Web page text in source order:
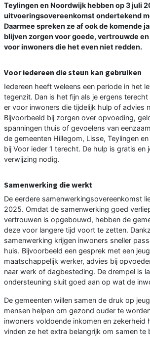
Teylingen en Noordwijk hebben op 3 juli
uitvoeringsovereenkomst ondertekend
Daarmee spreken ze af ook de komende
blijven zorgen voor goede, vertrouwde
voor inwoners die het even niet redden.
Voor iedereen die steun kan gebruiken
Iedereen heeft weleens een periode in het
tegenzit. Dan is het fijn als je ergens terecht
er voor inwoners die tijdelijk hulp of advies
Bijvoorbeeld bij zorgen over opvoeding,
spanningen thuis of gevoelens van
de gemeenten Hillegom, Lisse, Teylingen
bij Voor ieder 1 terecht. De hulp is gratis en
verwijzing nodig.
Samenwerking die werkt
De eerdere samenwerkingsovereenkomst
2025. Omdat de samenwerking goed
vertrouwen is opgebouwd, hebben de
deze voor langere tijd voort te zetten.
samenwerking krijgen inwoners sneller
huis. Bijvoorbeeld een gesprek met een
maatschappelijk werker, advies bij
naar werk of dagbesteding. De drempel is
ondersteuning sluit goed aan op wat de
De gemeenten willen samen de druk op
mensen helpen om gezond ouder te
inwoners voldoende inkomen en zekerheid
vinden ze het extra belangrijk om samen te